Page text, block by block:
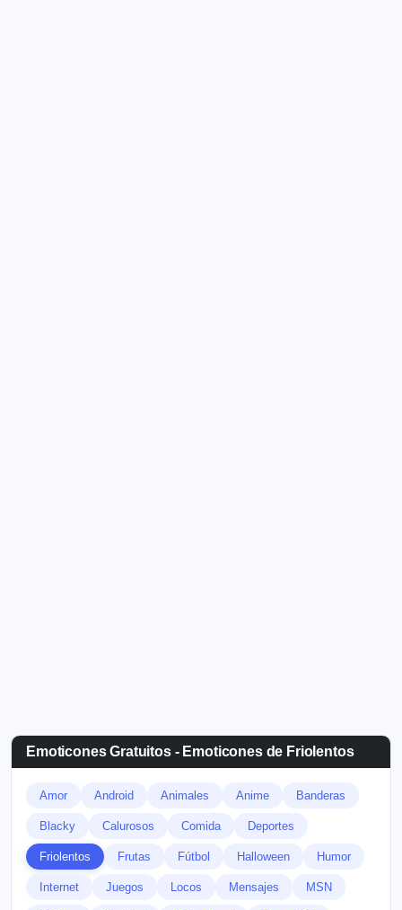
Emoticones Gratuitos - Emoticones de Friolentos
Amor Android Animales Anime Banderas
Blacky Calurosos Comida Deportes
Friolentos Frutas Fútbol Halloween Humor
Internet Juegos Locos Mensajes MSN